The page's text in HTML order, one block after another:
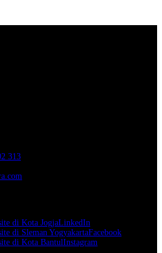
313
LinkedIn
Facebook
Instagram